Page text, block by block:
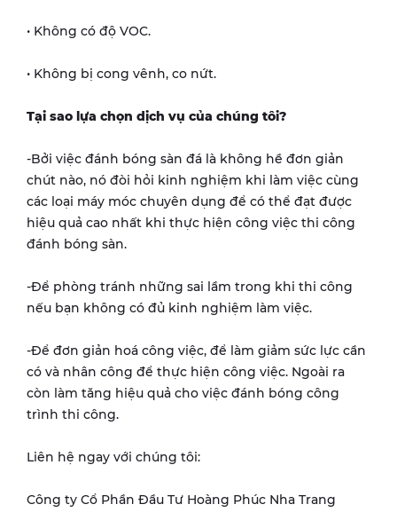
• Không có độ VOC.
• Không bị cong vênh, co nứt.
Tại sao lựa chọn dịch vụ của chúng tôi?
-Bởi việc đánh bóng sàn đá là không hề đơn giản
chút nào, nó đòi hỏi kinh nghiệm khi làm việc cùng
các loại máy móc chuyên dụng để có thể đạt được
hiệu quả cao nhất khi thực hiện công việc thi công
đánh bóng sàn.
-Để phòng tránh những sai lầm trong khi thi công
nếu bạn không có đủ kinh nghiệm làm việc.
-Để đơn giản hoá công việc, để làm giảm sức lực cần
có và nhân công để thực hiện công việc. Ngoài ra
còn làm tăng hiệu quả cho việc đánh bóng công
trình thi công.
Liên hệ ngay với chúng tôi:
Công ty Cổ Phần Đầu Tư Hoàng Phúc Nha Trang